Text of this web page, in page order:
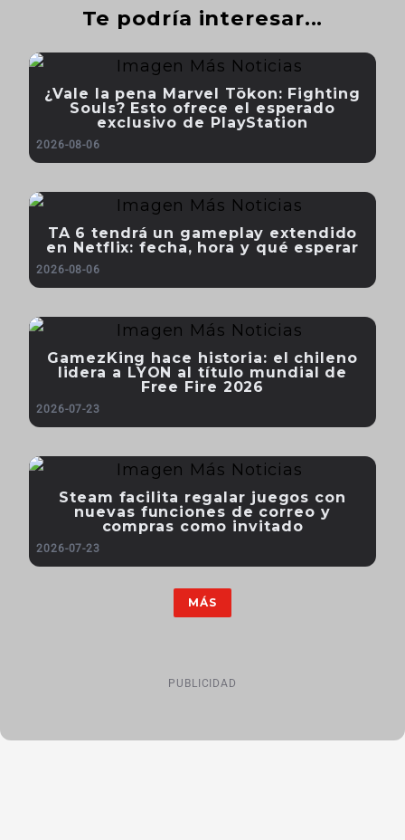
Te podría interesar...
¿Vale la pena Marvel Tōkon: Fighting
Souls? Esto ofrece el esperado
exclusivo de PlayStation
2026-08-06
TA 6 tendrá un gameplay extendido
en Netflix: fecha, hora y qué esperar
2026-08-06
GamezKing hace historia: el chileno
lidera a LYON al título mundial de
Free Fire 2026
2026-07-23
Steam facilita regalar juegos con
nuevas funciones de correo y
compras como invitado
2026-07-23
MÁS
PUBLICIDAD